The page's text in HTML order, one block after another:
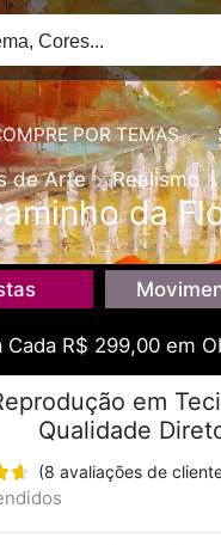
POR TEMAS
de Arte Realismo
da
R$ 299,00 em
em
Qualidade
(8 avaliações de